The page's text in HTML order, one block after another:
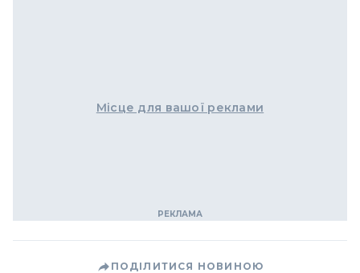
Місце для вашої реклами
ПОДІЛИТИСЯ НОВИНОЮ